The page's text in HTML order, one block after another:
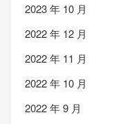
2023 年 10 月
2022 年 12 月
2022 年 11 月
2022 年 10 月
2022 年 9 月